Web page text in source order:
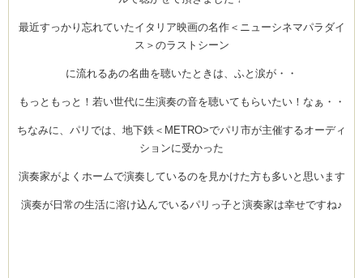
最近すっかり忘れていたイタリア映画の名作＜ニューシネマパラダイ
ス＞のラストシーン
に流れるあの名曲を聴いたときは、ふと涙が・・
もっともっと！若い世代に生演奏の音を聴いてもらいたい！なぁ・・
ちなみに、パリでは、地下鉄＜METRO>でパリ市が主催するオーディ
ションに受かった
演奏家がよくホームで演奏しているのを見かけた方も多いと思います
演奏が日常の生活に溶け込んでいるパリっ子と演奏家は幸せですね♪